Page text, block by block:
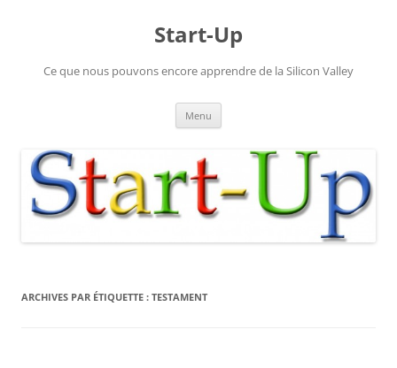
Start-Up
Ce que nous pouvons encore apprendre de la Silicon Valley
Menu
ARCHIVES PAR ÉTIQUETTE : TESTAMENT